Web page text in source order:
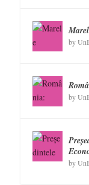
by
by
by